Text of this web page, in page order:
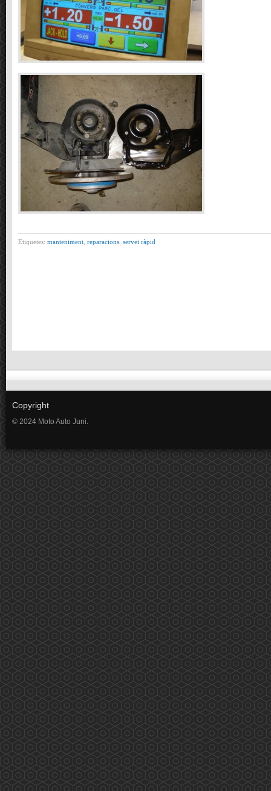
Etiquetes: manteniment reparacions servei ràpid
Copyright
© 2024 Moto Auto Juni.